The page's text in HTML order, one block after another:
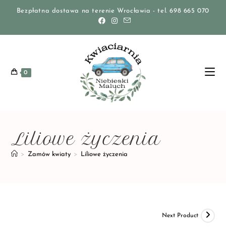
Bezpłatna dostawa na terenie Wrocławia - tel. 698 665 070
0
Liliowe życzenia
> Zamów kwiaty > Liliowe życzenia
Next Product